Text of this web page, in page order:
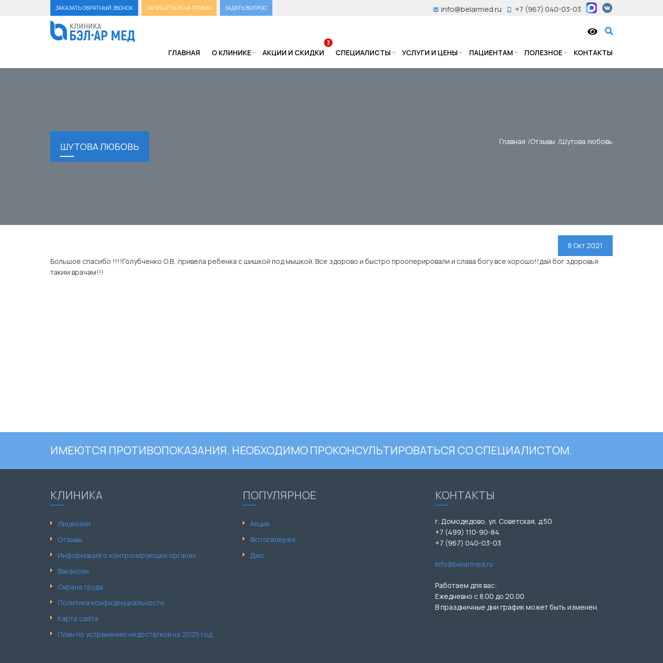
ЗАКАЗАТЬ ОБРАТНЫЙ ЗВОНОК ЗАПИСАТЬСЯ НА ПРИЕМ ЗАДАТЬ ВОПРОС +7 (967) 040-03-03
info@belarmed.ru
ГЛАВНАЯ О КЛИНИКЕ АКЦИИ И СКИДКИ
3
СПЕЦИАЛИСТЫ УСЛУГИ И ЦЕНЫ ПАЦИЕНТАМ ПОЛЕЗНОЕ КОНТАКТЫ
ШУТОВА ЛЮБОВЬ Главная Отзывы Шутова любовь
8 Окт 2021
Большое спасибо !!!!Голубченко О.В…привела ребенка с шишкой под мышкой. Все здорово и быстро прооперировали и слава богу все хорошо!!дай бог здоровья
таким врачам!!!
ИМЕЮТСЯ ПРОТИВОПОКАЗАНИЯ. НЕОБХОДИМО ПРОКОНСУЛЬТИРОВАТЬСЯ СО СПЕЦИАЛИСТОМ.
КЛИНИКА
Лицензии
Отзывы
Информация о контролирующих органах
Вакансии
Охрана труда
Политика конфиденциальности
Карта сайта
План по устранению недостатков на 2025 год
ПОПУЛЯРНОЕ
Акции
Фотогалерея
Дмс
КОНТАКТЫ
г. Домодедово, ул. Советская, д.50
+7 (499) 110-90-84
+7 (967) 040-03-03
info@belarmed.ru
Работаем для вас:
Ежедневно с 8.00 до 20.00
В праздничные дни график может быть изменен.